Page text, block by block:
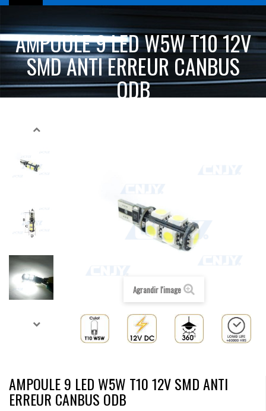
AMPOULE 9 LED W5W T10 12V
SMD ANTI ERREUR CANBUS
ODB
T10 - W5W - W2.1X9.5D
Agrandir l'image
AMPOULE 9 LED W5W T10 12V SMD ANTI
ERREUR CANBUS ODB